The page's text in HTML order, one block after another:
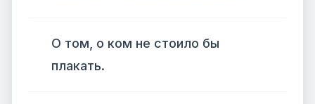
О том, о ком не стоило бы
плакать.